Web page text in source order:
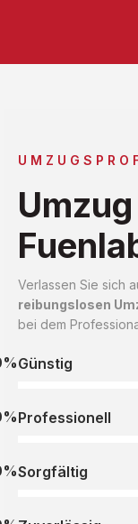
Verlassen Sie sich
reibungslosen
bei dem
Günstig
Professionell
Sorgfältig